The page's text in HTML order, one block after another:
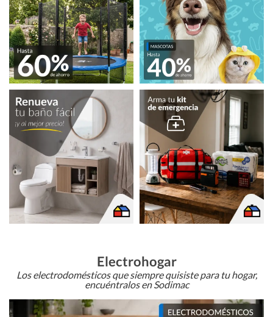
Electrohogar
Los electrodomésticos que siempre quisiste para tu hogar,
encuéntralos en Sodimac